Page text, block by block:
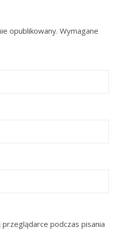
opublikowany. Wymagane
podczas pisania